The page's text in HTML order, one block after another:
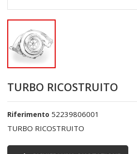
TURBO RICOSTRUITO
Riferimento 52239806001
TURBO RICOSTRUITO